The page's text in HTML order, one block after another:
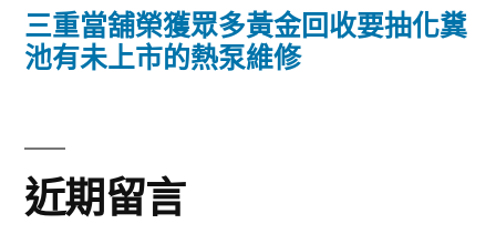
三重當舖榮獲眾多黃金回收要抽化糞
池有未上市的熱泵維修
近期留言